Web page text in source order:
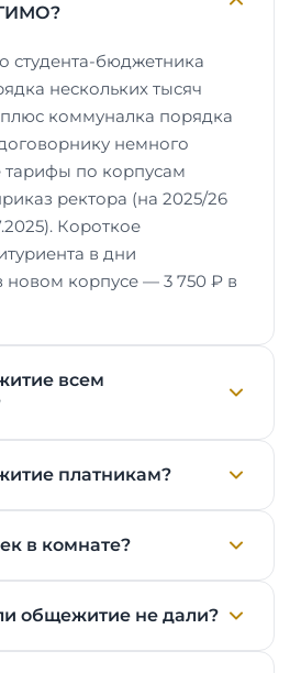
студента-бюджетника
нескольких тысяч
коммуналка порядка
немного
по корпусам
ректора (на 2025/26
Короткое
в дни
новом корпусе — 3 750 ₽ в
всем
платникам?
в комнате?
общежитие не дали?